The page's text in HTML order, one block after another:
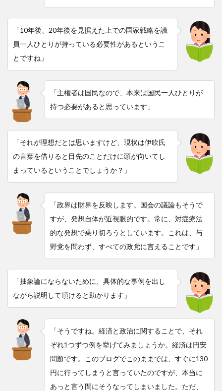
「10年後、20年後を見据えた上での国家戦略を議
員一人ひとりが持っている必要性があるというこ
とですね」
「主権者は国民なので、本来は国民一人ひとりが
持つ必要があると思っています」
「それが理想だとは思いますけど、現状は伊吹氏
の言葉を借りると目先のことだけに頭が向いてし
まっているということでしょうか？」
「政界は財界を反映します。国会の議論もそうで
すが、発想自体が近視眼的です。常に、対症療法
的な発想で乗り切ろうとしています。これは、与
野党を問わず、すべての政党に言えることです」
「抽象論にならないために、具体的な事例を出し
ながら説明して頂けると助かります」
「そうですね。経済と政治に関することで、それ
ぞれ1つずつ例を挙げてみましょうか。経済は円安
問題です。このブログでこのままでは、すぐに130
円に行ってしまうと言っていたのですが、本当に
あっと言う間にそうなってしまいました。ただ、